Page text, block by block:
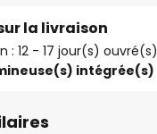
la livraison
: 12 - 17 jour(s) ouvré(s)
intégrée(s)